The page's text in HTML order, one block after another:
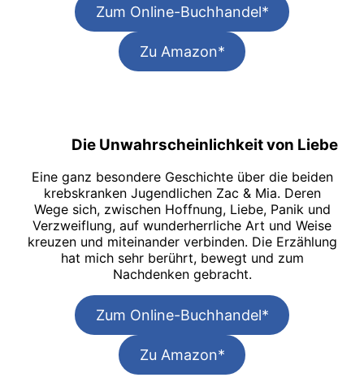
Zum Online-Buchhandel*
Zu Amazon*
Die Unwahrscheinlichkeit von Liebe
Eine ganz besondere Geschichte über die beiden
krebskranken Jugendlichen Zac & Mia. Deren
Wege sich, zwischen Hoffnung, Liebe, Panik und
Verzweiflung, auf wunderherrliche Art und Weise
kreuzen und miteinander verbinden. Die Erzählung
hat mich sehr berührt, bewegt und zum
Nachdenken gebracht.
Zum Online-Buchhandel*
Zu Amazon*